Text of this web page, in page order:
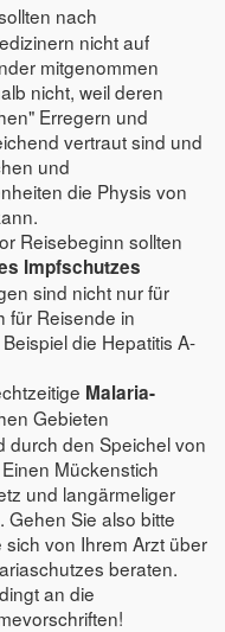
nach
nicht auf
mitgenommen
nicht, weil deren
Erregern und
vertraut sind und
und
die Physis von
Reisebeginn sollten
Impfschutzes
sind nicht nur für
für Reisende in
die Hepatitis A-
Malaria-
Gebieten
durch den Speichel von
Mückenstich
und langärmeliger
Gehen Sie also bitte
von Ihrem Arzt über
beraten.
an die